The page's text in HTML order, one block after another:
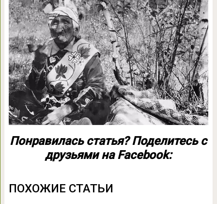
Понравилась статья? Поделитесь с
друзьями на Facebook:
ПОХОЖИЕ СТАТЬИ